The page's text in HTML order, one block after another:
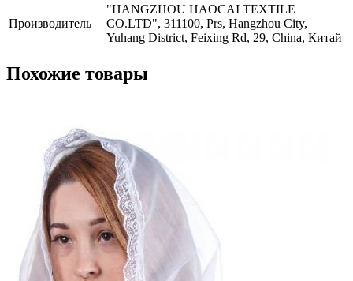
Производитель
"HANGZHOU HAOCAI TEXTILE
CO.LTD", 311100, Prs, Hangzhou City,
Yuhang District, Feixing Rd, 29, China, Китай
Похожие товары